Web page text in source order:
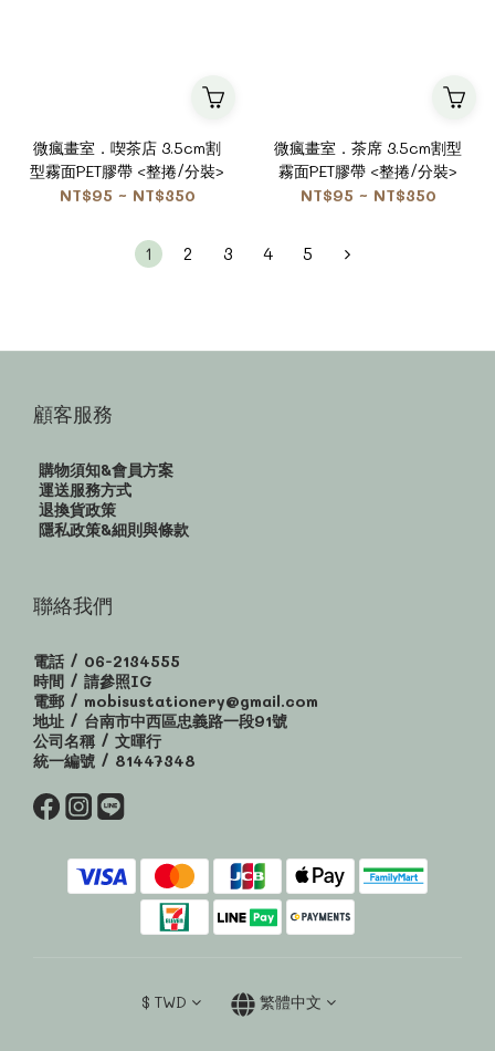
微瘋畫室．喫茶店 3.5cm割
型霧面PET膠帶 <整捲/分裝>
NT$95 ~ NT$350
微瘋畫室．茶席 3.5cm割型
霧面PET膠帶 <整捲/分裝>
NT$95 ~ NT$350
1 2 3 4 5
顧客服務
購物須知&會員方案
運送服務方式
退換貨政策
隱私政策&細則與條款
聯絡我們
電話 / 06-2134555
時間 / 請參照IG
電郵 / mobisustationery@gmail.com
地址 / 台南市中西區忠義路一段91號
公司名稱 / 文暉行
統一編號 / 81447348
$ TWD 繁體中文